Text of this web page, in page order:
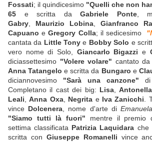
Fossati; il quindicesimo "Quelli che non
65 e scritta da Gabriele Ponte,
Gabry
Maurizio Lobina Gianfranco
Capuano eGregory Colla; il sedicesimo
cantata da Little Tony e Bobby Solo e
vero nome di Solo, Giancarlo Bigazzi e
diciassettesimo "Volere volare" cantato da
Anna Tatangelo e scritta da Bungaro e
diciannovesimo "Sarà una canzone" di
Completano il cast dei big: Lisa,
Leali ,Anna Oxa, Negrita e Iva Zanicchi .
vince Dolcenera , nome d'arte di
"Siamo tutti là fuori" mentre il premio
settima classificata Patrizia Laquidara che
scritta con Giuseppe Romanelli vince